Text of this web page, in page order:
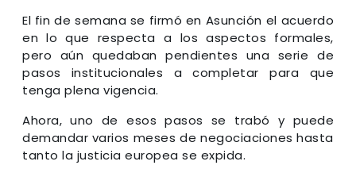
El fin de semana se firmó en Asunción el acuerdo
en lo que respecta a los aspectos formales,
pero aún quedaban pendientes una serie de
pasos institucionales a completar para que
tenga plena vigencia.
Ahora, uno de esos pasos se trabó y puede
demandar varios meses de negociaciones hasta
tanto la justicia europea se expida.